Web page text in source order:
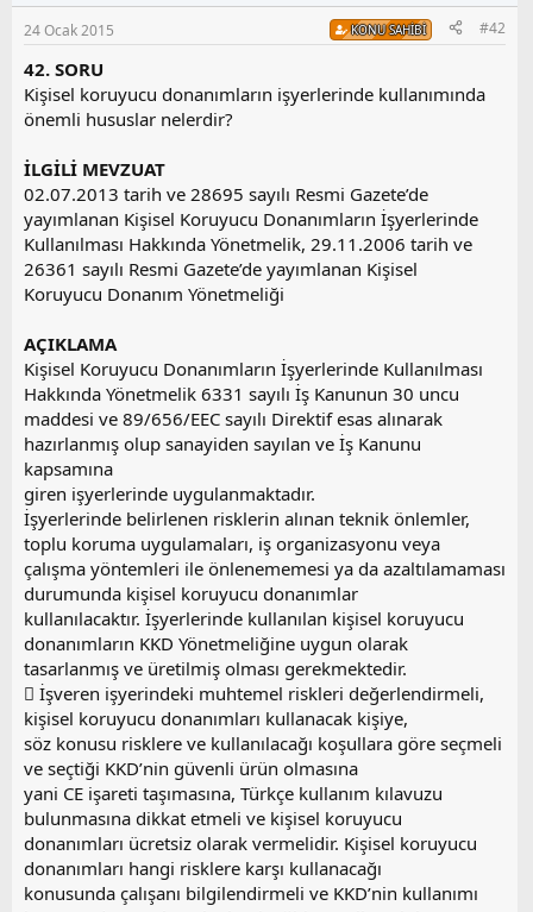
s
u
o
y
24 Ocak 2015 KONU SAHIBI #42
42. SORU
Kişisel koruyucu donanımların işyerlerinde kullanımında
önemli hususlar nelerdir?
İLGİLİ MEVZUAT
02.07.2013 tarih ve 28695 sayılı Resmi Gazete’de
yayımlanan Kişisel Koruyucu Donanımların İşyerlerinde
Kullanılması Hakkında Yönetmelik, 29.11.2006 tarih ve
26361 sayılı Resmi Gazete’de yayımlanan Kişisel
Koruyucu Donanım Yönetmeliği
AÇIKLAMA
Kişisel Koruyucu Donanımların İşyerlerinde Kullanılması
Hakkında Yönetmelik 6331 sayılı İş Kanunun 30 uncu
maddesi ve 89/656/EEC sayılı Direktif esas alınarak
hazırlanmış olup sanayiden sayılan ve İş Kanunu
kapsamına
giren işyerlerinde uygulanmaktadır.
İşyerlerinde belirlenen risklerin alınan teknik önlemler,
toplu koruma uygulamaları, iş organizasyonu veya
çalışma yöntemleri ile önlenememesi ya da azaltılamaması
durumunda kişisel koruyucu donanımlar
kullanılacaktır. İşyerlerinde kullanılan kişisel koruyucu
donanımların KKD Yönetmeliğine uygun olarak
tasarlanmış ve üretilmiş olması gerekmektedir.
 İşveren işyerindeki muhtemel riskleri değerlendirmeli,
kişisel koruyucu donanımları kullanacak kişiye,
söz konusu risklere ve kullanılacağı koşullara göre seçmeli
ve seçtiği KKD’nin güvenli ürün olmasına
yani CE işareti taşımasına, Türkçe kullanım kılavuzu
bulunmasına dikkat etmeli ve kişisel koruyucu
donanımları ücretsiz olarak vermelidir. Kişisel koruyucu
donanımları hangi risklere karşı kullanacağı
konusunda çalışanı bilgilendirmeli ve KKD’nin kullanımı